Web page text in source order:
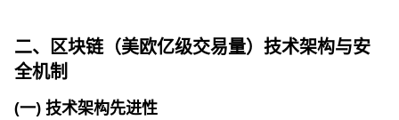
二、区块链（美欧亿级交易量）技术架构与安
全机制
(一) 技术架构先进性